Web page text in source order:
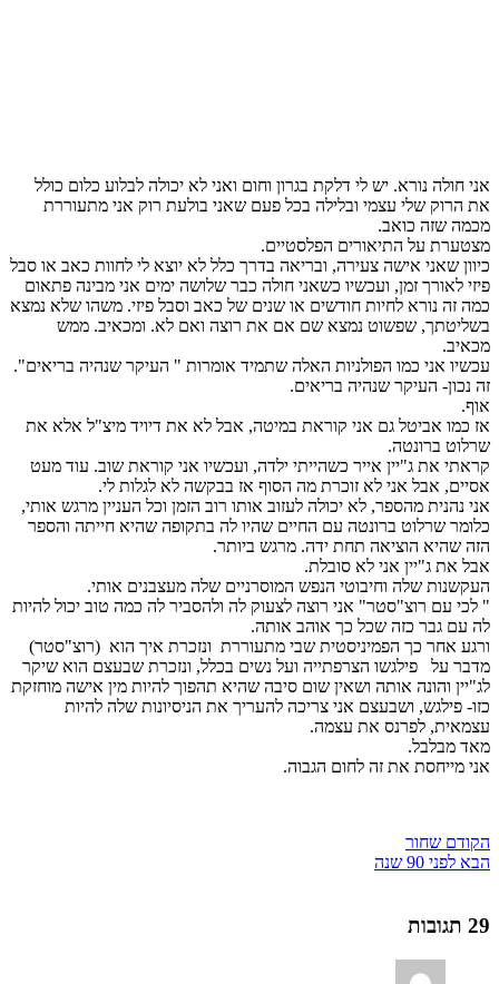
אני חולה נורא. יש לי דלקת בגרון וחום ואני לא יכולה לבלוע כלום כולל
את הרוק שלי עצמי ובלילה בכל פעם שאני בולעת רוק אני מתעוררת
מכמה שזה כואב.
מצטערת על התיאורים הפלסטיים.
כיוון שאני אישה צעירה, ובריאה בדרך כלל לא יוצא לי לחוות כאב או סבל
פיזי לאורך זמן, ועכשיו כשאני חולה כבר שלושה ימים אני מבינה פתאום
כמה זה נורא לחיות חודשים או שנים של כאב וסבל פיזי. משהו שלא נמצא
בשליטתך, שפשוט נמצא שם אם את רוצה ואם לא. ומכאיב. ממש
מכאיב.
עכשיו אני כמו הפולניות האלה שתמיד אומרות " העיקר שנהיה בריאים".
זה נכון- העיקר שנהיה בריאים.
אוף.
אז כמו אביטל גם אני קוראת במיטה, אבל לא את דיויד מיצ"ל אלא את
שרלוט ברונטה.
קראתי את ג"יין אייר כשהייתי ילדה, ועכשיו אני קוראת שוב. עוד מעט
אסיים, אבל אני לא זוכרת מה הסוף אז בבקשה לא לגלות לי.
אני נהנית מהספר, לא יכולה לעזוב אותו רוב הזמן וכל העניין מרגש אותי,
כלומר שרלוט ברונטה עם החיים שהיו לה בתקופה שהיא חייתה והספר
הזה שהיא הוציאה תחת ידה. מרגש ביותר.
אבל את ג"יין אני לא סובלת.
העקשנות שלה וחיבוטי הנפש המוסרניים שלה מעצבנים אותי.
" לכי עם רוצ"סטר" אני רוצה לצעוק לה ולהסביר לה כמה טוב יכול להיות
לה עם גבר כזה שכל כך אוהב אותה.
ורגע אחר כך הפמיניסטית שבי מתעוררת ונזכרת איך הוא (רוצ"סטר)
מדבר על
פילגשו הצרפתייה ועל נשים בכלל, ונזכרת שבעצם הוא שיקר
לג"יין והונה אותה ושאין שום סיבה שהיא תהפוך להיות מין אישה מוחזקת
כזו- פילגש, ושבעצם אני צריכה להעריך את הניסיונות שלה להיות
עצמאית, לפרנס את עצמה.
מאד מבלבל.
אני מייחסת את זה לחום הגבוה.
הקודם שחור
הבא לפני 90 שנה
29 תגובות